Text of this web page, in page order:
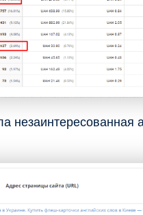
незаинтересованная